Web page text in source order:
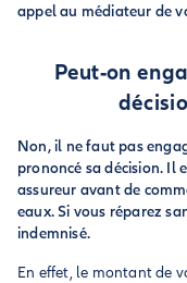
appel au médiateur de
Peut-on
Non, il ne faut pas
prononcé sa décision. Il
assureur avant de
eaux. Si vous réparez
indemnisé.
En effet, le montant de